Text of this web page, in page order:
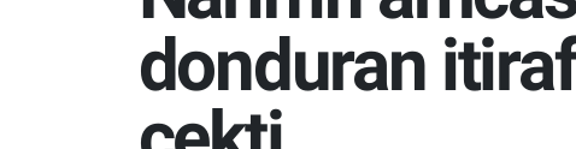
donduran
RESMİ İLANLAR